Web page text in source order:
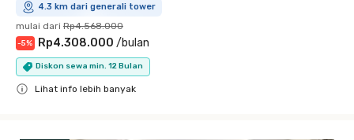
4.3 km dari generali tower
mulai dari Rp4.568.000
-5% Rp4.308.000 /bulan
Diskon sewa min. 12 Bulan
Lihat info lebih banyak